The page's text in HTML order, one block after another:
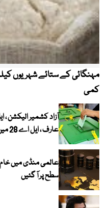
مہنگائی کے ستائے شہریوں
کمی
عارف ، ایل اے 28 میں پیپلز پارٹی کے بازل نقوی کامیاب
عالمی منڈی میں
سطح پر آ گئیں